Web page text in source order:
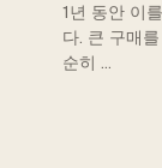
1년 동안 이
다. 큰 구매
순히 …